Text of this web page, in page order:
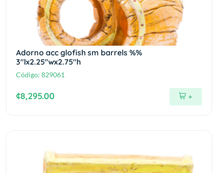
Adorno acc glofish sm barrels %%
3"lx2.25"wx2.75"h
Código: 829061
¢8,295.00 +